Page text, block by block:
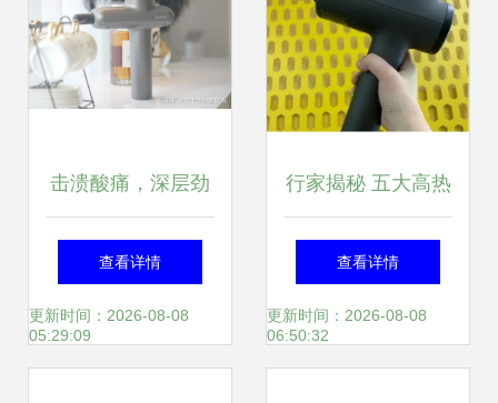
击溃酸痛，深层劲
爽 云麦筋膜枪深度
评测
查看详情
更新时间：2026-08-08
05:29:09
行家揭秘 五大高热
度筋膜枪深度测评
推荐
查看详情
更新时间：2026-08-08
06:50:32